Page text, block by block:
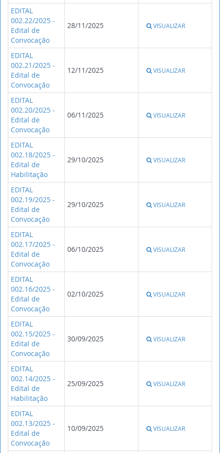
EDITAL
002.22/2025 -
Edital de
Convocação
28/11/2025 VISUALIZAR
EDITAL
002.21/2025 -
Edital de
Convocação
12/11/2025 VISUALIZAR
EDITAL
002.20/2025 -
Edital de
Convocação
06/11/2025 VISUALIZAR
EDITAL
002.18/2025 -
Edital de
Habilitação
29/10/2025 VISUALIZAR
EDITAL
002.19/2025 -
Edital de
Convocação
29/10/2025 VISUALIZAR
EDITAL
002.17/2025 -
Edital de
Convocação
06/10/2025 VISUALIZAR
EDITAL
002.16/2025 -
Edital de
Convocação
02/10/2025 VISUALIZAR
EDITAL
002.15/2025 -
Edital de
Convocação
30/09/2025 VISUALIZAR
EDITAL
002.14/2025 -
Edital de
Habilitação
25/09/2025 VISUALIZAR
EDITAL
002.13/2025 -
Edital de
Convocação
10/09/2025 VISUALIZAR